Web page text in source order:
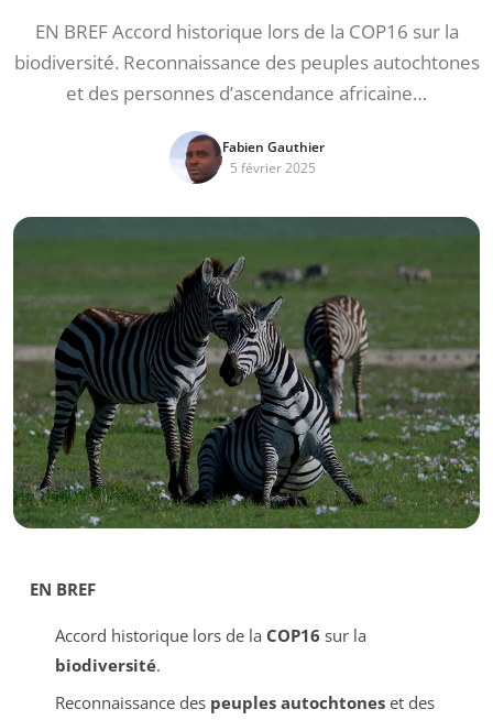
EN BREF Accord historique lors de la COP16 sur la
biodiversité. Reconnaissance des peuples autochtones
et des personnes d’ascendance africaine…
Fabien Gauthier
5 février 2025
EN BREF
Accord historique lors de la COP16 sur la
biodiversité.
Reconnaissance des peuples autochtoneset des